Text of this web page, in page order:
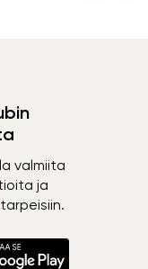
valmiita
ja